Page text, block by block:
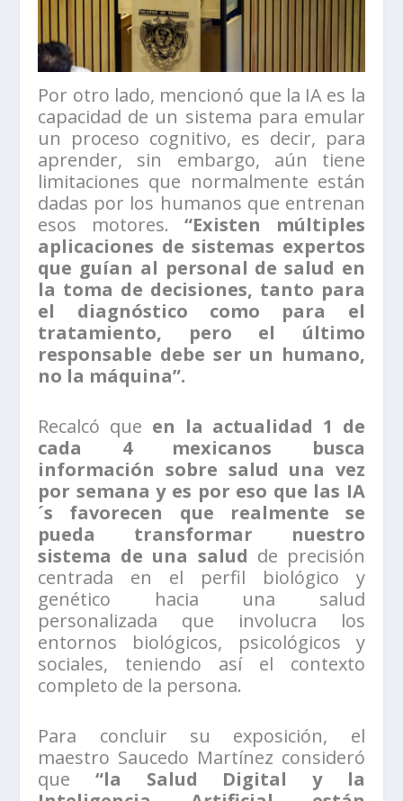
Por otro lado, mencionó que la IA es la
capacidad de un sistema para emular
un proceso cognitivo, es decir, para
aprender, sin embargo, aún tiene
limitaciones que normalmente están
dadas por los humanos que entrenan
esos motores. “Existen múltiples
aplicaciones de sistemas expertos
que guían al personal de salud en
la toma de decisiones, tanto para
el diagnóstico como para el
tratamiento, pero el último
responsable debe ser un humano,
no la máquina”.
Recalcó que en la actualidad 1 de
cada 4 mexicanos busca
información sobre salud una vez
por semana y es por eso que las IA
´s favorecen que realmente se
pueda transformar nuestro
sistema de una salud de precisión
centrada en el perfil biológico y
genético hacia una salud
personalizada que involucra los
entornos biológicos, psicológicos y
sociales, teniendo así el contexto
completo de la persona.
Para concluir su exposición, el
maestro Saucedo Martínez consideró
que“la Salud Digital y la